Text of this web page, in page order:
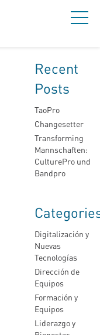
Recent
Posts
TaoPro
Changesetter
Transforming
Mannschaften:
CulturePro und
Bandpro
Digitalización y
Nuevas
Tecnologías
Dirección de
Equipos
Formación y
Equipos
Liderazgo y